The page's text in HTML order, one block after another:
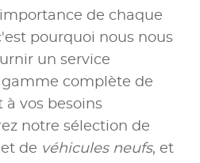
de chaque
pourquoi nous nous
un service
complète de
vos besoins
notre sélection de
et de véhicules neufs, et